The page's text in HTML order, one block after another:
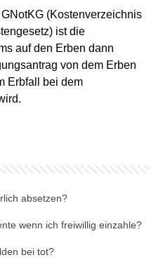
(Kostenverzeichnis
ist die
auf den Erben dann
von dem Erben
Erbfall bei dem
absetzen?
wenn ich freiwillig einzahle?
bei tot?